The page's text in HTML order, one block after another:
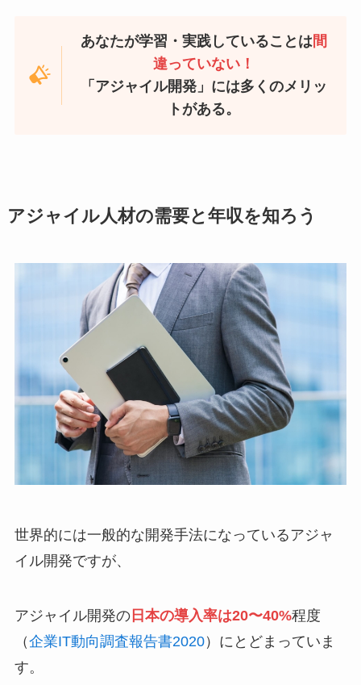
あなたが学習・実践していることは間
違っていない！
「アジャイル開発」には多くのメリッ
トがある。
アジャイル人材の需要と年収を知ろう
世界的には一般的な開発手法になっているアジャ
イル開発ですが、
アジャイル開発の日本の導入率は20〜40%程度
（企業IT動向調査報告書2020）にとどまっていま
す。